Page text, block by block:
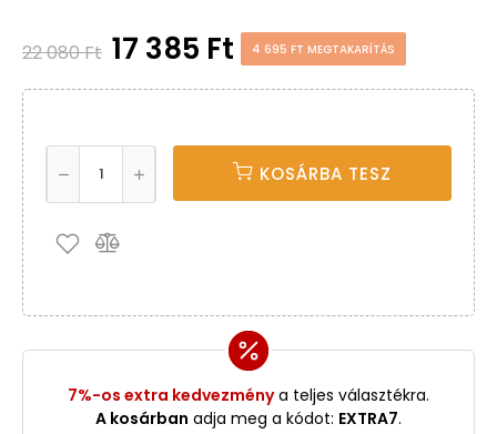
22 080 Ft 17 385 Ft 4 695 FT MEGTAKARÍTÁS
KOSÁRBA TESZ
7%-os extra kedvezménya teljes választékra.
A kosárban adja meg a kódot: EXTRA7.